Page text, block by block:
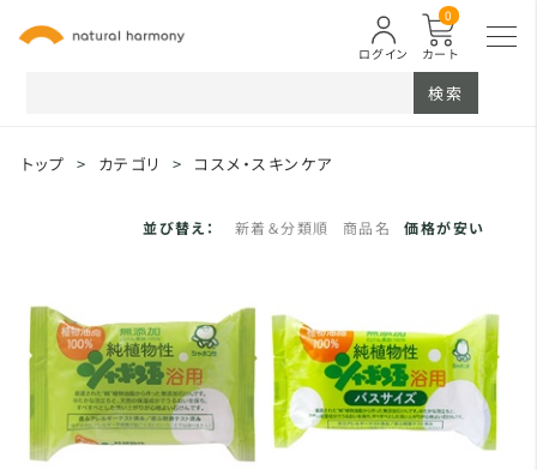
カート
0
ログイン
検索
トップ > カテゴリ > コスメ・スキンケア
並び替え： 新着＆分類順 商品名 価格が安い